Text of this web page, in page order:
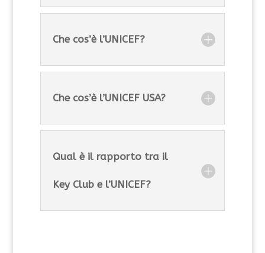
Che cos’è l’UNICEF?
Che cos’è l’UNICEF USA?
Qual è il rapporto tra il
Key Club e l’UNICEF?